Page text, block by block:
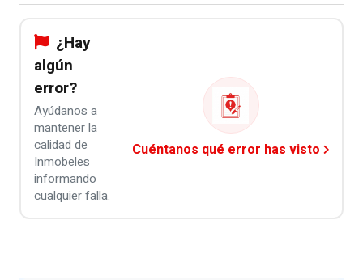
¿Hay
algún
error?
Ayúdanos a
mantener la
calidad de
Inmobeles
informando
cualquier falla.
Cuéntanos qué error has visto